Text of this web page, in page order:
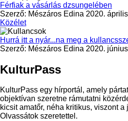
Férfiak a vásárlás dzsungelében
Szerző: Mészáros Edina 2020.
Közélet
Hurrá itt a nyár...na meg a
Szerző: Mészáros Edina 2020.
KulturPass
KulturPass egy hírportál, amely
objektívan szeretne rámutatni
kicsit amatőr, néha kritikus, viszont
Olvassátok szeretettel.